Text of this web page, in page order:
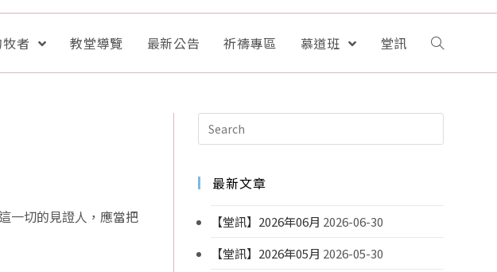
者 教堂導覽 最新公告 祈禱專區 慕道班 堂訊
一切的見證人，應當把
最新文章
【堂訊】2026年06月 2026-06-30
【堂訊】2026年05月 2026-05-30